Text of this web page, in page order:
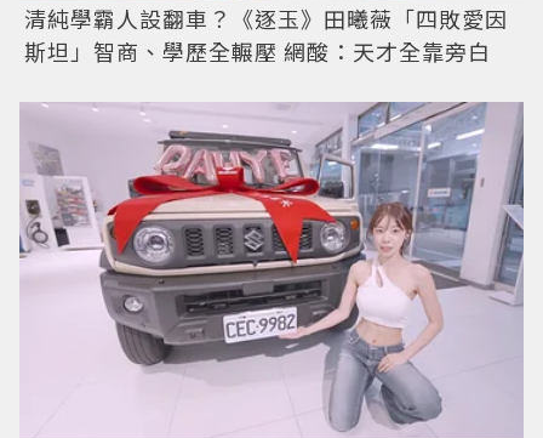
清純學霸人設翻車？《逐玉》田曦薇「四敗愛因
斯坦」智商、學歷全輾壓 網酸：天才全靠旁白